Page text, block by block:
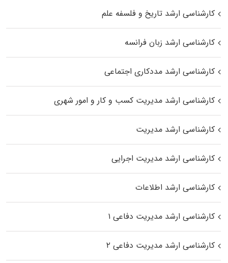
کارشناسی ارشد تاریخ و فلسفه علم
کارشناسی ارشد زبان فرانسه
کارشناسی ارشد مددکاری اجتماعی
کارشناسی ارشد مدیریت کسب و کار و امور شهری
کارشناسی ارشد مدیریت
کارشناسی ارشد مدیریت اجرایی
کارشناسی ارشد اطلاعات
کارشناسی ارشد مدیریت دفاعی ۱
کارشناسی ارشد مدیریت دفاعی ۲